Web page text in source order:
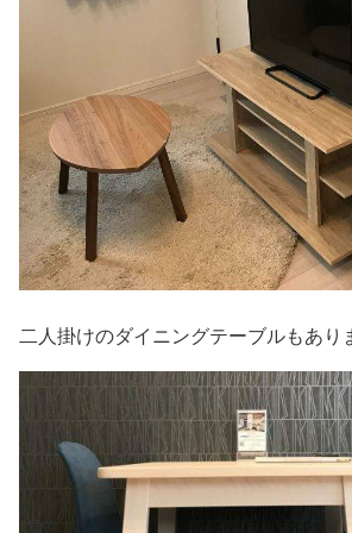
二人掛けのダイニングテーブルもあり